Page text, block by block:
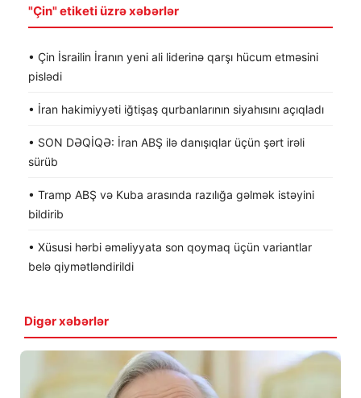
"Çin" etiketi üzrə xəbərlər
• Çin İsrailin İranın yeni ali liderinə qarşı hücum etməsini
pislədi
• İran hakimiyyəti iğtişaş qurbanlarının siyahısını açıqladı
• SON DƏQİQƏ: İran ABŞ ilə danışıqlar üçün şərt irəli
sürüb
• Tramp ABŞ və Kuba arasında razılığa gəlmək istəyini
bildirib
• Xüsusi hərbi əməliyyata son qoymaq üçün variantlar
belə qiymətləndirildi
Digər xəbərlər